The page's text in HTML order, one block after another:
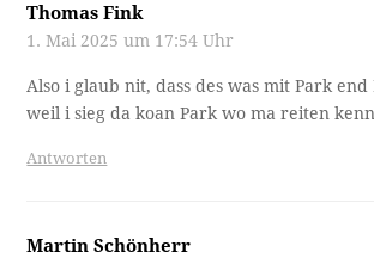
Thomas Fink
1. Mai 2025 um 17:54 Uhr
Also i glaub nit, dass des was mit Park
weil i sieg da koan Park wo ma reiten
Antworten
Martin Schönherr